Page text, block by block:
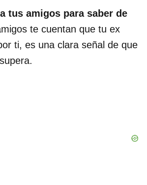
tus amigos para saber de
te cuentan que tu ex
ti, es una clara señal de que